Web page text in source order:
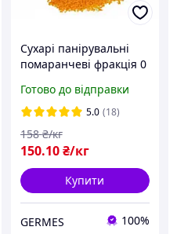
Сухарі панірувальні
помаранчеві фракція 0
Готово до відправки
5.0 (18)
150.10 ₴/кг
158 ₴/кг
Купити
GERMES 100%